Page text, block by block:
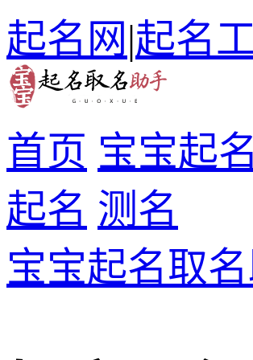
起名网|起名
首页 宝宝起名
起名 测名
宝宝起名取